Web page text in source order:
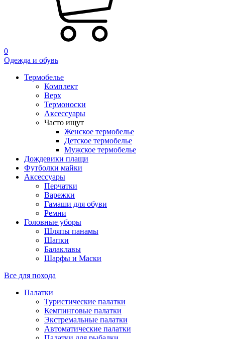
0
Одежда и обувь
Термобелье
Комплект
Верх
Термоноски
Аксессуары
Часто ищут
Женское термобелье
Детское термобелье
Мужское термобелье
Дождевики плащи
Футболки майки
Аксессуары
Перчатки
Варежки
Гамаши для обуви
Ремни
Головные уборы
Шляпы панамы
Шапки
Балаклавы
Шарфы и Маски
Все для похода
Палатки
Туристические палатки
Кемпинговые палатки
Экстремальные палатки
Автоматические палатки